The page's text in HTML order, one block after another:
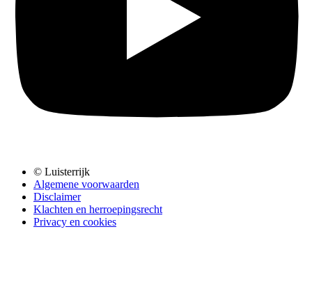
© Luisterrijk
Algemene voorwaarden
Disclaimer
Klachten en herroepingsrecht
Privacy en cookies